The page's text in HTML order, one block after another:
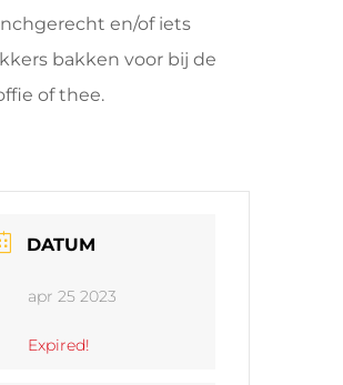
en/of iets
bakken voor bij de
of thee.
DATUM
apr 25 2023
Expired!